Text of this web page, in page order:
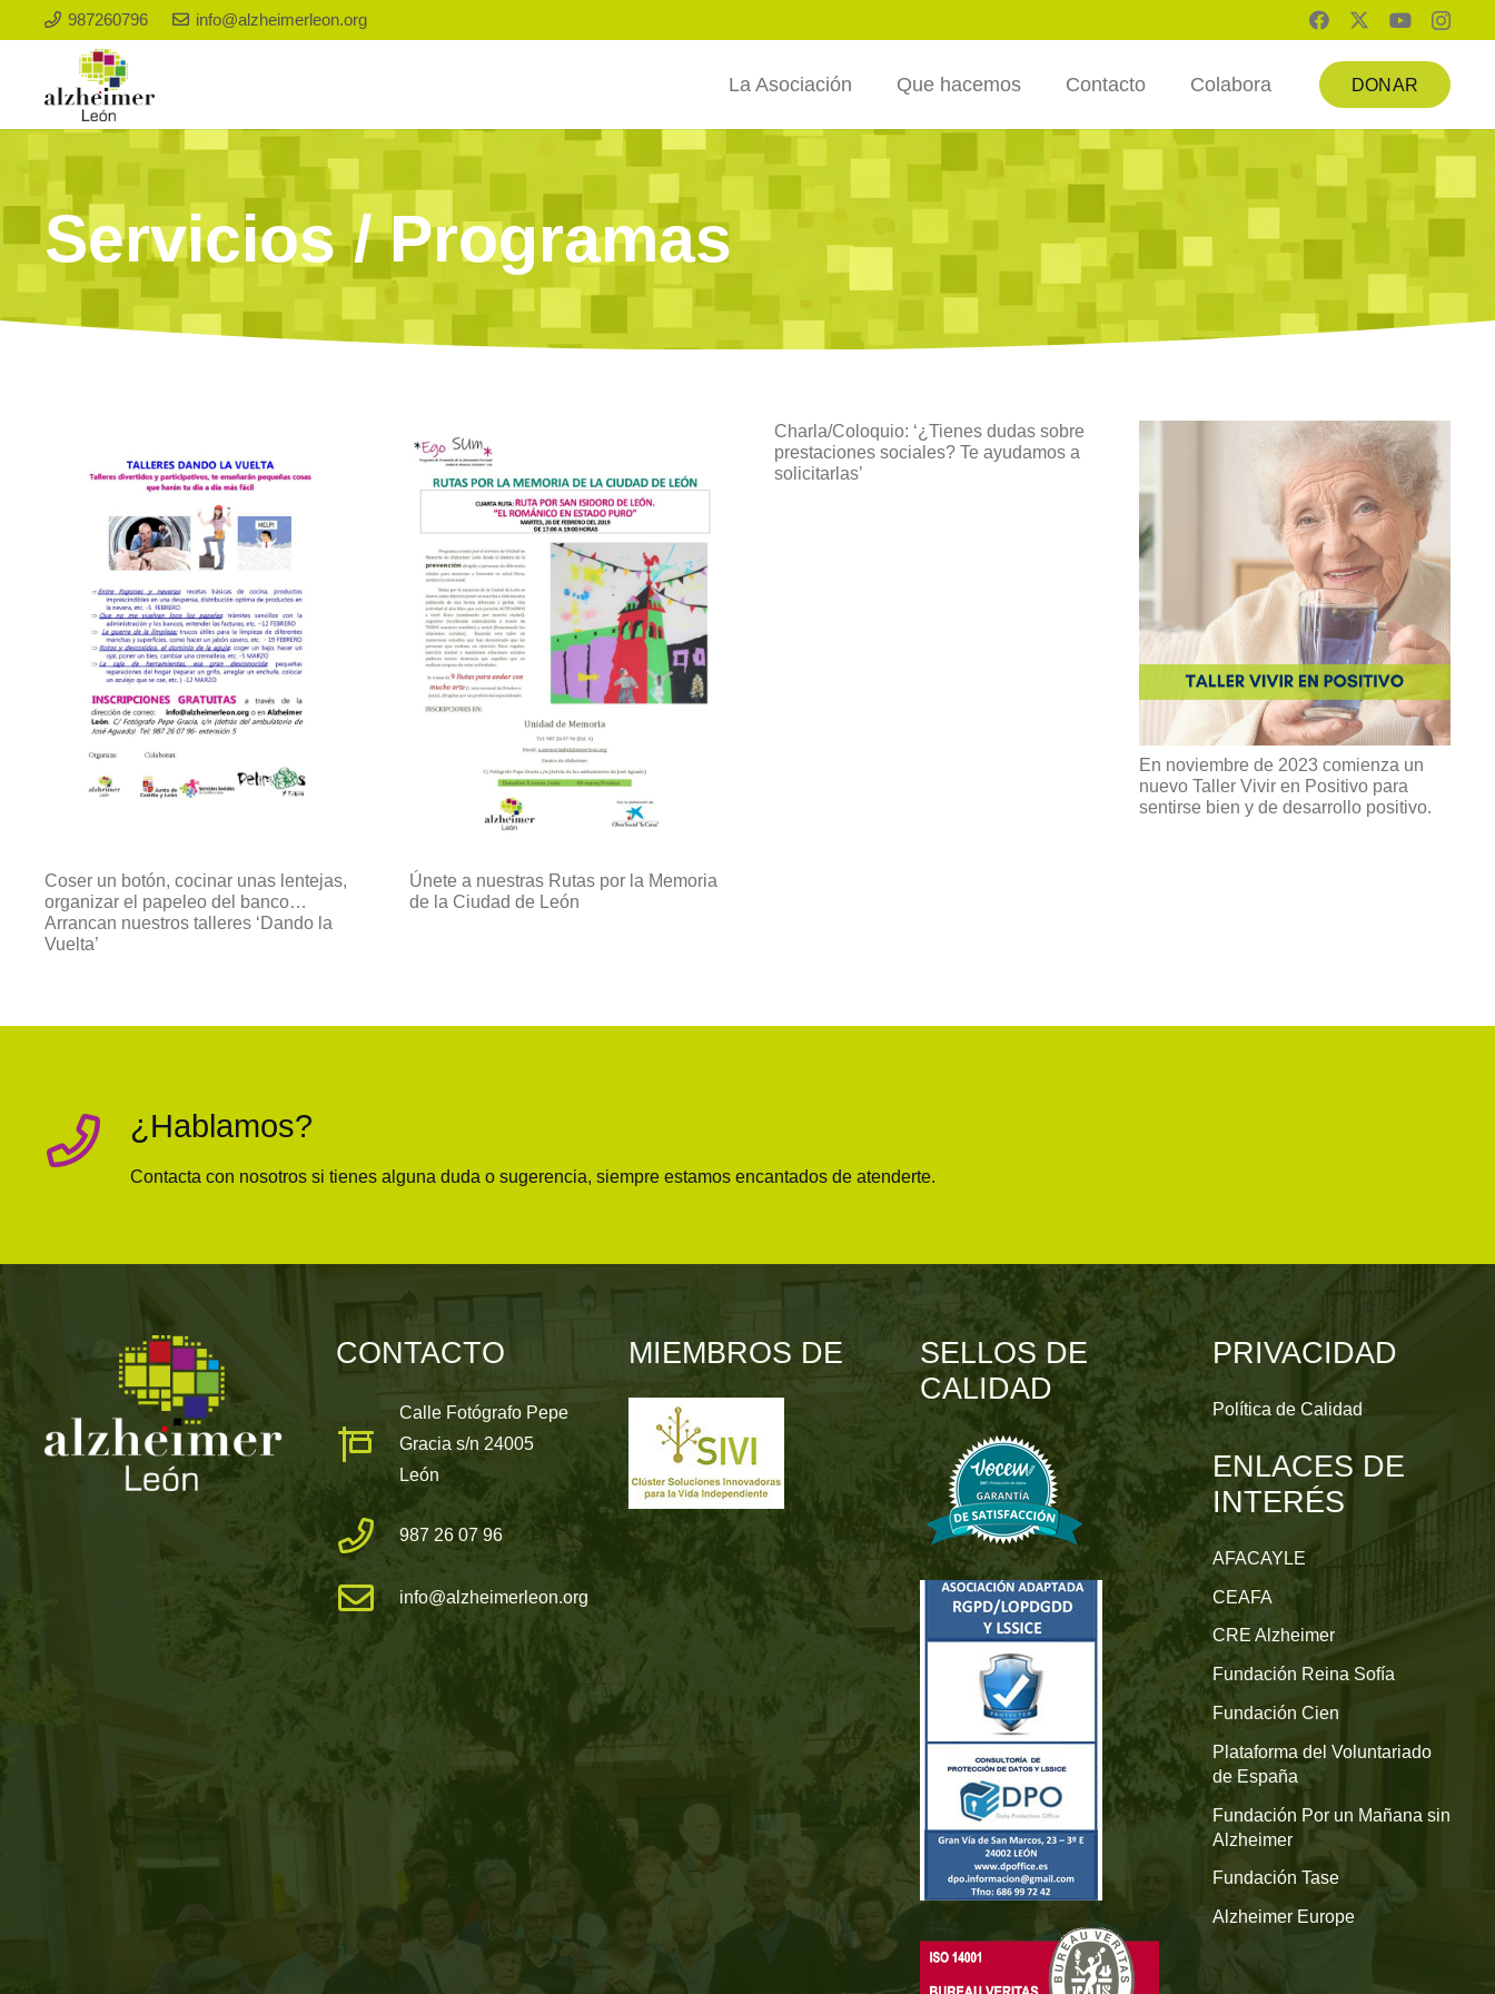
987260796 info@alzheimerleon.org
La Asociación Que hacemos Contacto Colabora DONAR
Servicios / Programas
Coser un botón, cocinar unas lentejas,
organizar el papeleo del banco…
Arrancan nuestros talleres ‘Dando la
Vuelta’
Únete a nuestras Rutas por la Memoria
de la Ciudad de León
Charla/Coloquio: ‘¿Tienes dudas sobre
prestaciones sociales? Te ayudamos a
solicitarlas’
En noviembre de 2023 comienza un
nuevo Taller Vivir en Positivo para
sentirse bien y de desarrollo positivo.
¿Hablamos?
Contacta con nosotros si tienes alguna duda o sugerencia, siempre estamos encantados de atenderte.
CONTACTO
Calle Fotógrafo Pepe
Gracia s/n 24005
León
987 26 07 96
info@alzheimerleon.org
MIEMBROS DE
SELLOS DE
CALIDAD
PRIVACIDAD
Política de Calidad
ENLACES DE
INTERÉS
AFACAYLE
CEAFA
CRE Alzheimer
Fundación Reina Sofía
Fundación Cien
Plataforma del Voluntariado
de España
Fundación Por un Mañana sin
Alzheimer
Fundación Tase
Alzheimer Europe